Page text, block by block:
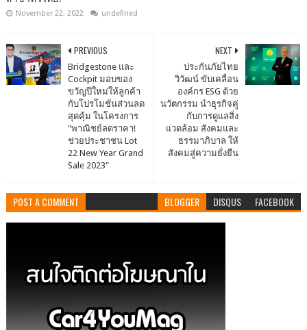
November 22, 2022 undefined
NEXT
ประกันภัยไทย
วิวัฒน์ ขับเคลื่อน
องค์กร ESG ด้วย
นวัตกรรม นำธุรกิจคู่
กับการดูแลสิ่ง
แวดล้อม สังคมและ
ธรรมาภิบาล ให้
สังคมสู่ความยั่งยืน
PREVIOUS
Bridgestone และ
Cockpit มอบของ
ขวัญปีใหม่ให้ลูกค้า
กับโปรโมชั่นส่วนลด
สุดคุ้ม ในโครงการ
"พาณิชย์ลดราคา!
ช่วยประชาชน Lot
22 New Year Grand
Sale 2023"
POST A COMMENT BLOGGER DISQUS FACEBOOK